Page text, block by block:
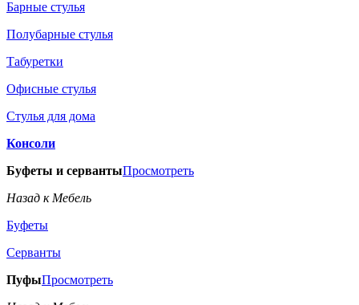
Барные стулья
Полубарные стулья
Табуретки
Офисные стулья
Стулья для дома
Консоли
Буфеты и сервантыПросмотреть
Назад к Мебель
Буфеты
Серванты
ПуфыПросмотреть